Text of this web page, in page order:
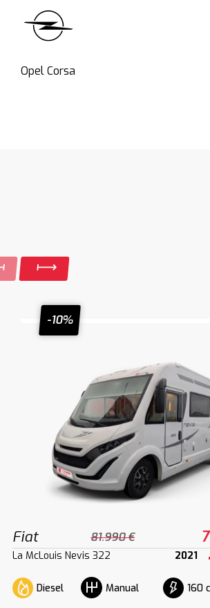
Opel Corsa
-10%
Fiat 81.990 €
La McLouis Nevis 322 2021
Diesel Manual 160